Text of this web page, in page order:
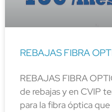
REBAJAS FIBRA
REBAJAS FIBRA
de rebajas y en CVIP
para la fibra óptica